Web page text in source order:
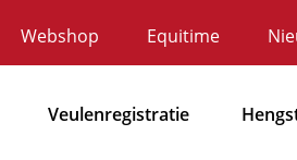
navigatie
Webshop Equitime
Hoofdnavigatie
Veulenregistratie